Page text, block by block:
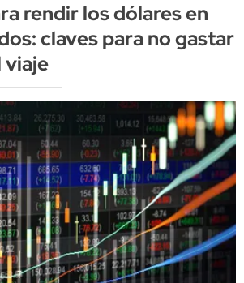
rendir los dólares en
claves para no gastar
viaje